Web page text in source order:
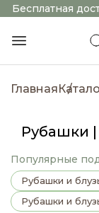
Бесплатная
Главная
Рубашки |
Популярные
Рубашки и
Рубашки и